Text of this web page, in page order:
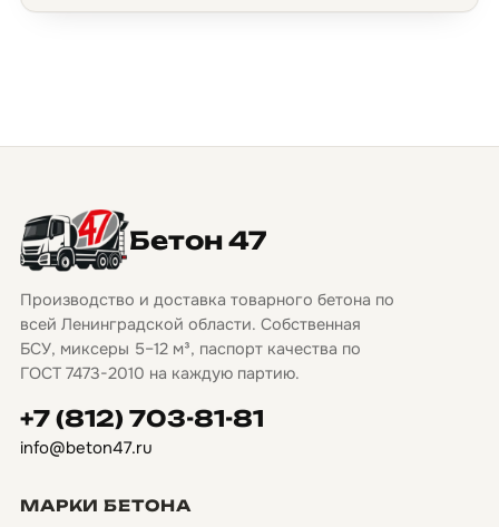
Бетон 47
Производство и доставка товарного бетона по
всей Ленинградской области. Собственная
БСУ, миксеры 5–12 м³, паспорт качества по
ГОСТ 7473-2010 на каждую партию.
+7 (812) 703-81-81
info@beton47.ru
МАРКИ БЕТОНА